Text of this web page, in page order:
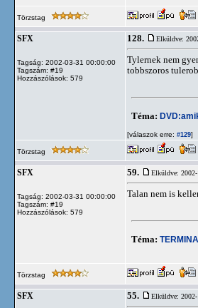
Törzstag
SFX
Tagság: 2002-03-31 00:00:00
Tagszám: #19
Hozzászólások: 579
128. Elküldve:
Tylernek nem
tobbszoros
Téma:
[válaszok erre: #129]
Törzstag
SFX
Tagság: 2002-03-31 00:00:00
Tagszám: #19
Hozzászólások: 579
59. Elküldve:
Talan nem is
Téma:
Törzstag
SFX 55. Elküldve: